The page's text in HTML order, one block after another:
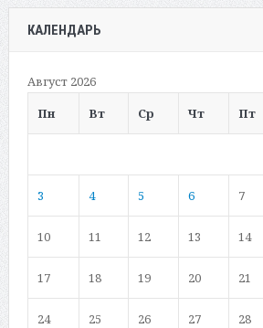
КАЛЕНДАРЬ
Август 2026
Пн
Вт Ср Чт Пт
3 4 5 6 7
10 11 12 13 14
17 18 19 20 21
24 25 26 27 28